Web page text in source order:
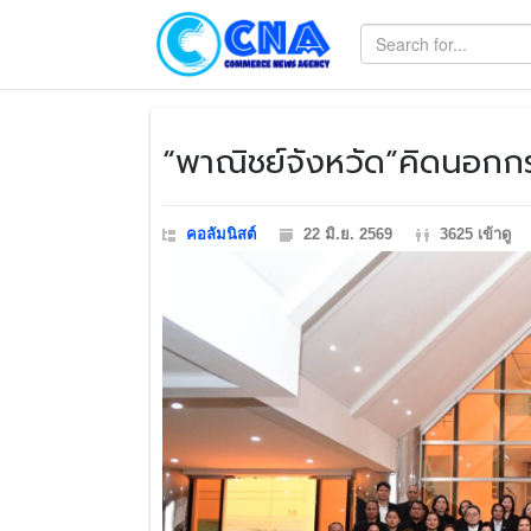
​“พาณิชย์จังหวัด”คิดนอกก
คอลัมนิสต์ 22 มิ.ย. 2569 3625 เข้าดู